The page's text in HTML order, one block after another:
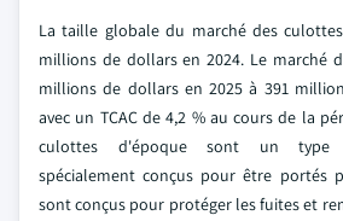
La taille globale du marché des
millions de dollars en 2024. Le marché
millions de dollars en 2025 à 391
avec un TCAC de 4,2 % au cours de la
culottes d'époque sont un type
spécialement conçus pour être portés
sont conçus pour protéger les fuites et